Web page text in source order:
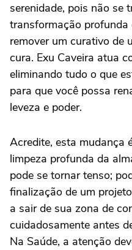
serenidade, pois não se
transformação profunda
remover um curativo de
cura. Exu Caveira atua
eliminando tudo o que
para que você possa
leveza e poder.
Acredite, esta mudança
limpeza profunda da
pode se tornar tenso;
finalização de um
a sair de sua zona de
cuidadosamente antes
Na Saúde, a atenção